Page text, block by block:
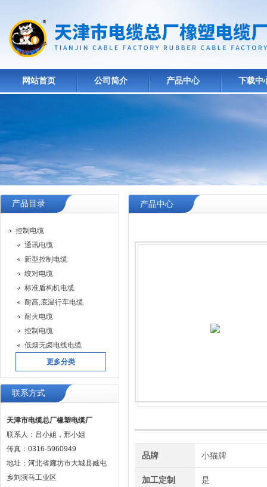
网站首页 公司简介 产品中心 下载中
产品目录
控制电缆
通讯电缆
新型控制电缆
绞对电缆
标准盾构机电缆
耐高,底温行车电缆
耐火电缆
控制电缆
低烟无卤电线电缆
更多分类
联系方式
天津市电缆总厂橡塑电缆厂
联系人：吕小姐，邢小姐
传真：0316-5960949
地址：河北省廊坊市大城县臧屯
乡刘演马工业区
产品中心
品牌 小猫牌
加工定制 是